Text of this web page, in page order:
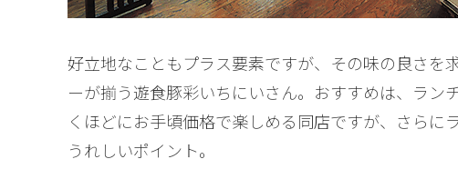
好立地なこともプラス要素ですが、その味の良さを
ーが揃う遊食豚彩いちにいさん。おすすめは、ラ
くほどにお手頃価格で楽しめる同店ですが、さら
うれしいポイント。